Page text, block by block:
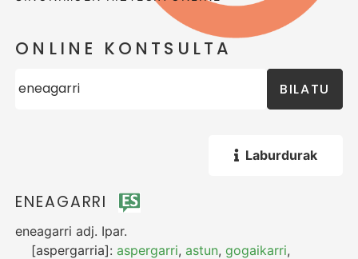
ONLINE KONTSULTA
BILATU
Laburdurak
ENEAGARRI
eneagarri adj. Ipar.
[aspergarria]:aspergarri,astun,gogaikarri,